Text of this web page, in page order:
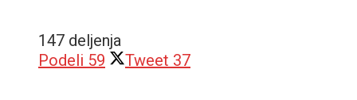
147 deljenja
Podeli 59 Tweet 37